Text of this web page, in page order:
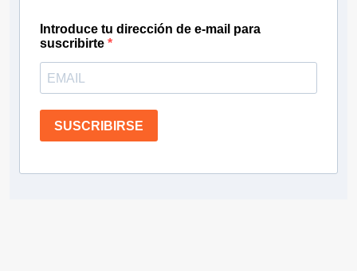
Introduce tu dirección de e-mail para
suscribirte
SUSCRIBIRSE